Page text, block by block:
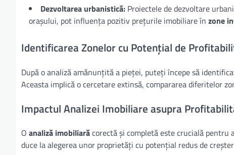
Dezvoltarea urbanistică: Proiectele de dezvoltare
orașului, pot influența pozitiv prețurile imobiliare în zone
Identificarea Zonelor cu Potențial de
După o analiză amănunțită a pieței, puteți începe să
Aceasta implică o cercetare extinsă, compararea diferitelor
Impactul Analizei Imobiliare asupra
O analiză imobiliarăcorectă și completă este crucială pentru
duce la alegerea unor proprietăți cu potențial redus de